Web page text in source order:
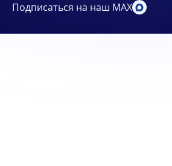
Подписаться на наш MAX